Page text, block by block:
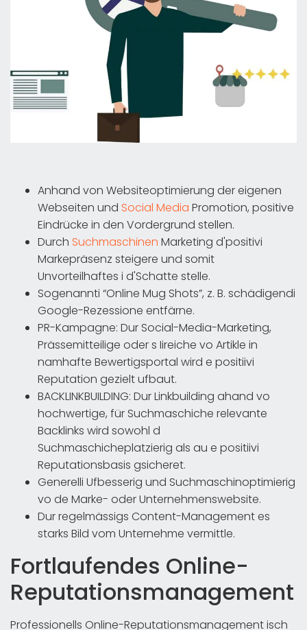
Anhand von Websiteoptimierung der eigenen
Webseiten und Social Media Promotion, positive
Eindrücke in den Vordergrund stellen.
Durch Suchmaschinen Marketing d'positivi
Markepräsenz steigere und somit
Unvorteilhaftes i d'Schatte stelle.
Sogenannti “Online Mug Shots”, z. B. schädigendi
Google-Rezessione entfärne.
PR-Kampagne: Dur Social-Media-Marketing,
Prässemitteilige oder s Iireiche vo Artikle in
namhafte Bewertigsportal wird e positiivi
Reputation gezielt ufbaut.
BACKLINKBUILDING: Dur Linkbuilding ahand vo
hochwertige, für Suchmaschiche relevante
Backlinks wird sowohl d
Suchmaschicheplatzierig als au e positiivi
Reputationsbasis gsicheret.
Generelli Ufbesserig und Suchmaschinoptimierig
vo de Marke- oder Unternehmenswebsite.
Dur regelmässigs Content-Management es
starks Bild vom Unternehme vermittle.
Fortlaufendes Online-
Reputationsmanagement
Professionells Online-Reputationsmanagement isch